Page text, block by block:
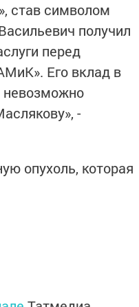
став символом
получил
перед
Его вклад в
невозможно
-
опухоль, которая